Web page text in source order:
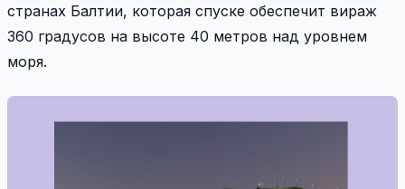
странах Балтии, которая спуске обеспечит вираж
360 градусов на высоте 40 метров над уровнем
моря.